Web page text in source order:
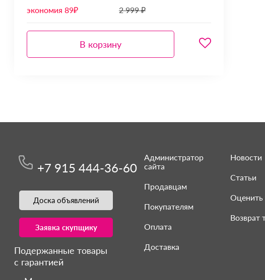
экономия 89₽ 2 999 ₽
В корзину
+7 915 444-36-60
Доска объявлений
Заявка скупщику
Подержанные товары
с гарантией
Администратор
сайта
Продавцам
Покупателям
Оплата
Доставка
Новости
Статьи
Оценить
Возврат